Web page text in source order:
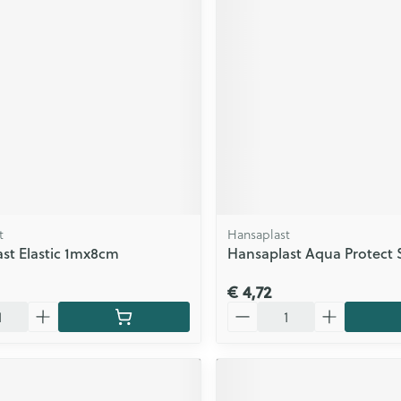
Elastic 1mx8cm
Hansaplast
Hansaplast Aqua Protect
€ 4,72